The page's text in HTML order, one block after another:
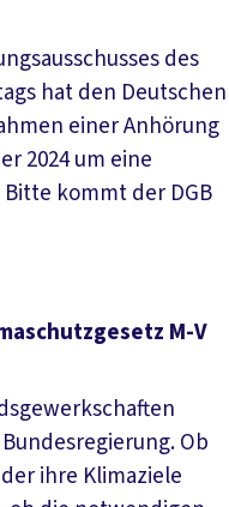
des
hat den Deutschen
einer Anhörung
2024 um eine
kommt der DGB
M-V
Ob
ihre Klimaziele